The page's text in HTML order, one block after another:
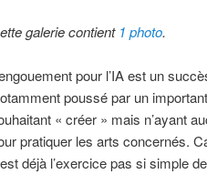
galerie contient 1 photo.
pour l’IA est un
poussé par un
« créer » mais n’ayant
pratiquer les arts concernés.
déjà l’exercice pas si simple